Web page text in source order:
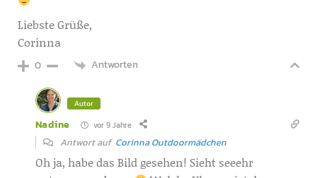
Liebste Grüße,
Corinna
0 Antworten
Autor
Nadine vor 9 Jahre
Antwort auf Corinna Outdoormädchen
Oh ja, habe das Bild gesehen! Sieht seeehr